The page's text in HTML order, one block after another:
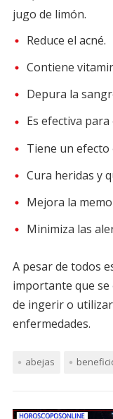
jugo de limón.
Reduce el acné.
Contiene
Depura la
Es efectiva
Tiene un
Cura heridas y
Mejora la
Minimiza las
A pesar de todos
importante que se
de ingerir o
enfermedades.
abejas